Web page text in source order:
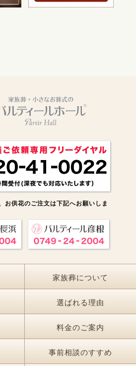
お供花のご注文は下記へお願いしま
家族葬について
選ばれる理由
料金のご案内
事前相談のすすめ